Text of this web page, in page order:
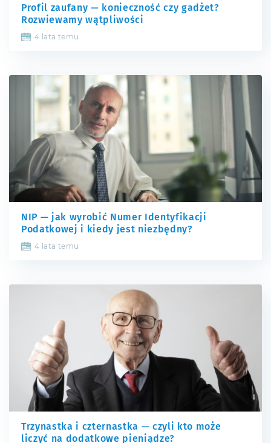
Profil zaufany — konieczność czy gadżet?
Rozwiewamy wątpliwości
4 lata temu
NIP — jak wyrobić Numer Identyfikacji
Podatkowej i kiedy jest niezbędny?
4 lata temu
Trzynastka i czternastka — czyli kto może
liczyć na dodatkowe pieniądze?